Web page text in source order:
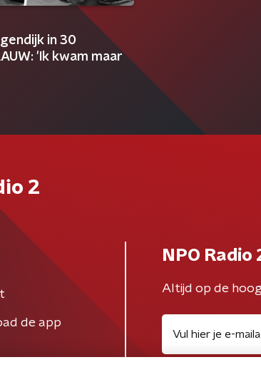
in 30
'Ik kwam maar
2
de app
NPO
Altijd op de